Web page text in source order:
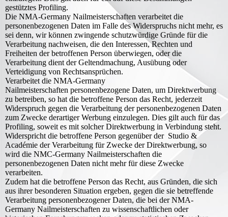
gestütztes Profiling.
Die NMA-Germany Nailmeisterschaften verarbeitet die
personenbezogenen Daten im Falle des Widerspruchs nicht mehr, es
sei denn, wir können zwingende schutzwürdige Gründe für die
Verarbeitung nachweisen, die den Interessen, Rechten und
Freiheiten der betroffenen Person überwiegen, oder die
Verarbeitung dient der Geltendmachung, Ausübung oder
Verteidigung von Rechtsansprüchen.
Verarbeitet die NMA-Germany
Nailmeisterschaften personenbezogene Daten, um Direktwerbung
zu betreiben, so hat die betroffene Person das Recht, jederzeit
Widerspruch gegen die Verarbeitung der personenbezogenen Daten
zum Zwecke derartiger Werbung einzulegen. Dies gilt auch für das
Profiling, soweit es mit solcher Direktwerbung in Verbindung steht.
Widerspricht die betroffene Person gegenüber der Studio &
Académie der Verarbeitung für Zwecke der Direktwerbung, so
wird die NMC-Germany Nailmeisterschaften die
personenbezogenen Daten nicht mehr für diese Zwecke
verarbeiten.
Zudem hat die betroffene Person das Recht, aus Gründen, die sich
aus ihrer besonderen Situation ergeben, gegen die sie betreffende
Verarbeitung personenbezogener Daten, die bei der NMA-
Germany Nailmeisterschaften zu wissenschaftlichen oder